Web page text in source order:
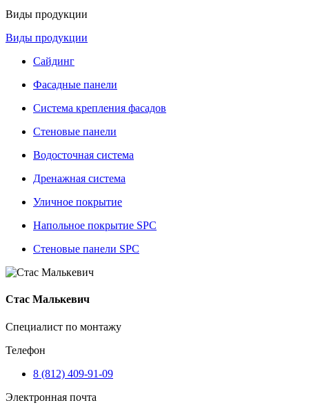
Виды продукции
Виды продукции
Сайдинг
Фасадные панели
Система крепления фасадов
Стеновые панели
Водосточная система
Дренажная система
Уличное покрытие
Напольное покрытие SPC
Стеновые панели SPC
Стас Малькевич
Специалист по монтажу
Телефон
8 (812) 409-91-09
Электронная почта